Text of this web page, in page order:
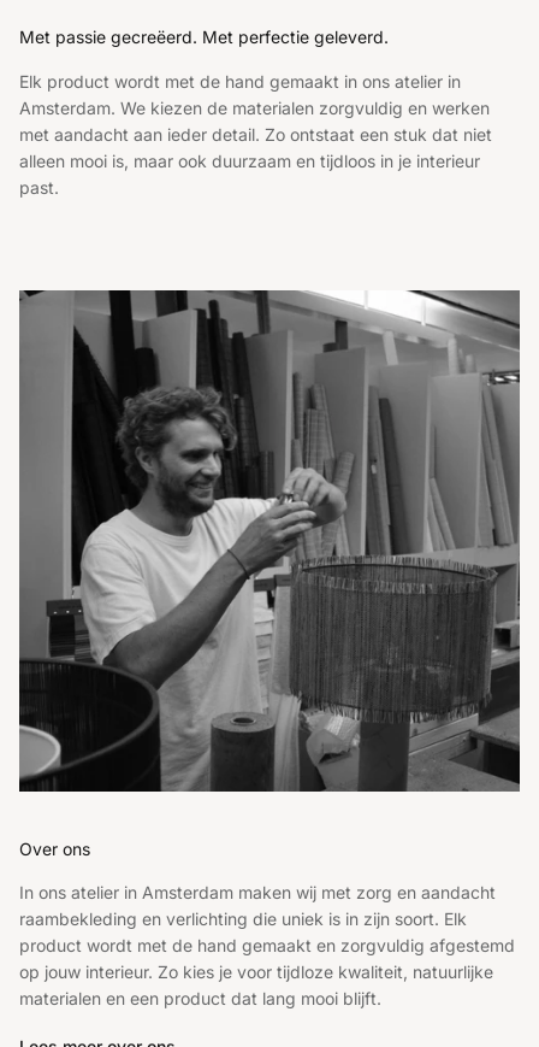
Met passie gecreëerd. Met perfectie geleverd.
Elk product wordt met de hand gemaakt in ons atelier in
Amsterdam. We kiezen de materialen zorgvuldig en werken
met aandacht aan ieder detail. Zo ontstaat een stuk dat niet
alleen mooi is, maar ook duurzaam en tijdloos in je interieur
past.
Over ons
In ons atelier in Amsterdam maken wij met zorg en aandacht
raambekleding en verlichting die uniek is in zijn soort. Elk
product wordt met de hand gemaakt en zorgvuldig afgestemd
op jouw interieur. Zo kies je voor tijdloze kwaliteit, natuurlijke
materialen en een product dat lang mooi blijft.